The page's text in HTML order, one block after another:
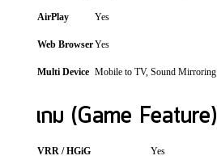
AirPlay Yes
Web BrowserYes
Multi Device Mobile to TV, Sound Mirroring
เกม (Game Feature)
VRR / HGiG Yes